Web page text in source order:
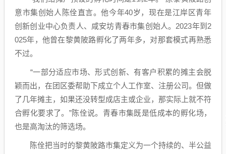
意市集创始人陈佺直言。他今年40岁，现在是江岸区青年
创新创业中心负责人、咸安坊青春市集创始人。2023年到2
025年，他曾在黎黄陂路孵化了两年多，对那套模式再熟悉
不过。
“一部分适应市场、形式创新、有客户积累的摊主会脱
颖而出，在团区委帮助下成立个人工作室、注册公司。但做
了几年摊主，如果还没转型成店主或企业，那实际上就不符
合孵化要求了。”陈佺说。青春市集既是低成本的孵化场，
也是高淘汰的筛选场。
陈佺把当时的黎黄陂路市集定义为一个持续的、半公益